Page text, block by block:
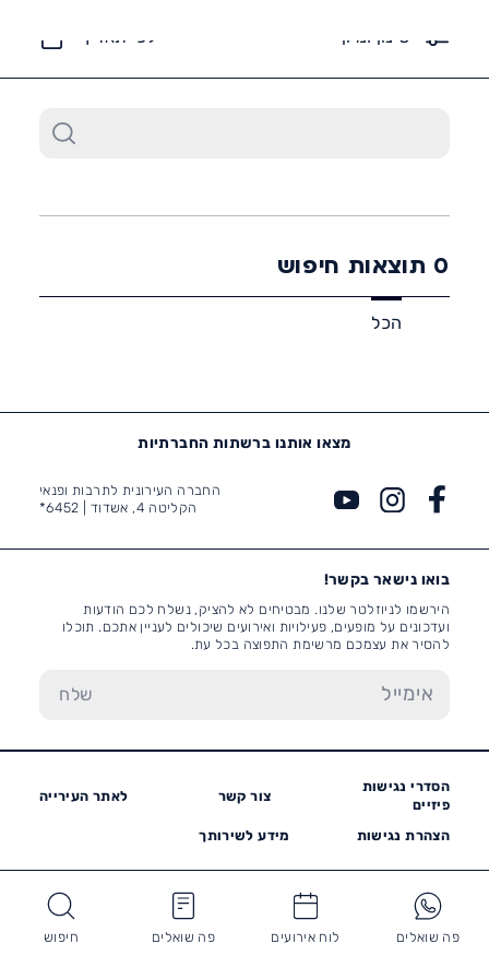
סינון ומיון לפי תאריך
0 תוצאות חיפוש
הכל
מצאו אותנו ברשתות החברתיות
החברה העירונית לתרבות ופנאי
הקליטה 4, אשדוד |
6452*
בואו נישאר בקשר!
הירשמו לניוזלטר שלנו. מבטיחים לא להציק, נשלח לכם הודעות
ועדכונים על מופעים, פעילויות ואירועים שיכולים לעניין אתכם. תוכלו
להסיר את עצמכם מרשימת התפוצה בכל עת.
הסדרי נגישות
פיזיים
צור קשר לאתר העירייה
הצהרת נגישות מידע לשירותך
פה שואלים לוח אירועים פה שואלים חיפוש